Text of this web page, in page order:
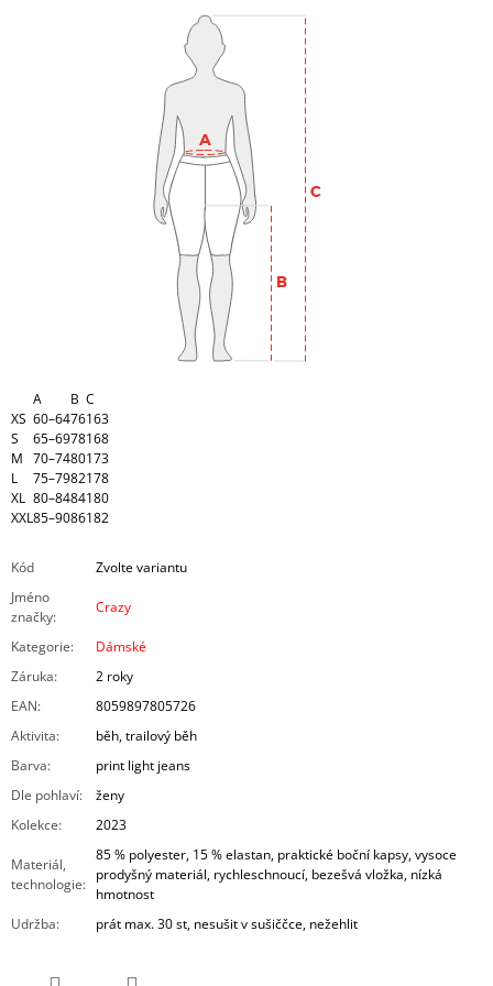
A B C
XS 60–6476163
S
65–6978168
M 70–7480173
L
75–7982178
XL 80–8484180
XXL85–9086182
Kód
Zvolte variantu
Jméno
značky:
Crazy
Kategorie:
Dámské
Záruka:
2 roky
EAN:
8059897805726
Aktivita:
běh, trailový běh
Barva:
print light jeans
Dle pohlaví:
ženy
Kolekce: 2023
Materiál,
technologie:
85 % polyester, 15 % elastan, praktické boční kapsy, vysoce
prodyšný materiál, rychleschnoucí, bezešvá vložka, nízká
hmotnost
Udržba: prát max. 30 st, nesušit v sušiččce, nežehlit